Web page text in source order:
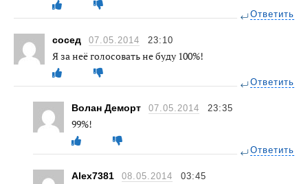
Ответить
сосед 07.05.2014 23:10
Я за неё голосовать не буду 100%!
Ответить
Волан Деморт 07.05.2014 23:35
99%!
Ответить
Alex7381 08.05.2014 03:45